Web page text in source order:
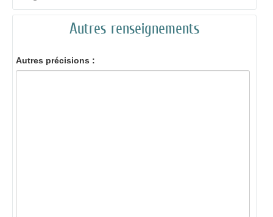
Autres renseignements
Autres précisions :